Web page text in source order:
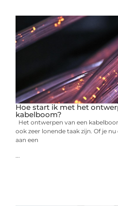
Hoe start ik met het
kabelboom?
Het ontwerpen van een
ook zeer lonende taak zijn. Of je
aan een
...